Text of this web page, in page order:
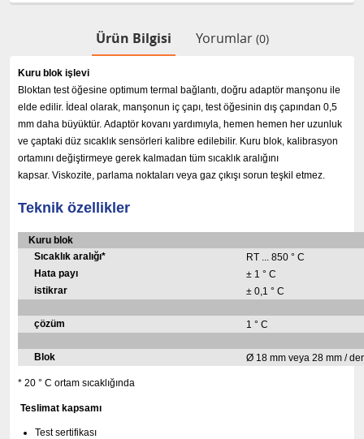
Ürün Bilgisi Yorumlar (0)
Kuru blok işlevi
Bloktan test öğesine optimum termal bağlantı, doğru adaptör manşonu ile
elde edilir. İdeal olarak, manşonun iç çapı, test öğesinin dış çapından 0,5
mm daha büyüktür. Adaptör kovanı yardımıyla, hemen hemen her uzunluk
ve çaptaki düz sıcaklık sensörleri kalibre edilebilir. Kuru blok, kalibrasyon
ortamını değiştirmeye gerek kalmadan tüm sıcaklık aralığını
kapsar. Viskozite, parlama noktaları veya gaz çıkışı sorun teşkil etmez.
Teknik özellikler
Kuru blok
Sıcaklık aralığı*
RT ... 850 ° C
Hata payı
± 1 ° C
istikrar
± 0,1 ° C
çözüm 1 ° C
Blok Ø 18 mm veya 28 mm /
* 20 ° C ortam sıcaklığında
Teslimat kapsamı
Test sertifikası